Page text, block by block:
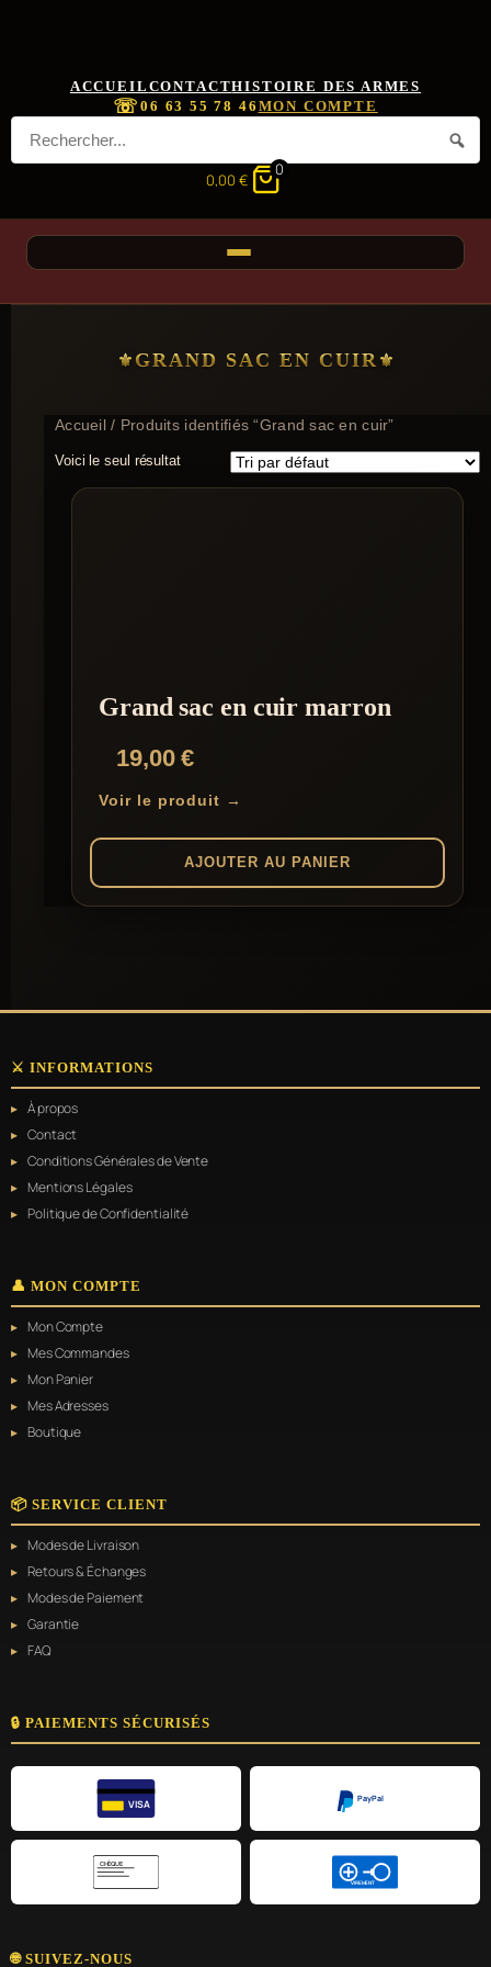
ACCUEIL CONTACTHISTOIRE DES ARMES
☏06 63 55 78 46 MON COMPTE
0,00 €
0
GRAND SAC EN CUIR
Accueil/ Produits identifiés “Grand sac en cuir”
Voici le seul résultat
Grand sac en cuir marron
19,00€
Voir le produit →
AJOUTER AU PANIER
⚔️ INFORMATIONS
À propos
Contact
Conditions Générales de Vente
Mentions Légales
Politique de Confidentialité
👤 MON COMPTE
Mon Compte
Mes Commandes
Mon Panier
Mes Adresses
Boutique
📦 SERVICE CLIENT
Modes de Livraison
Retours & Échanges
Modes de Paiement
Garantie
FAQ
🔒 PAIEMENTS SÉCURISÉS
VISA
PayPal
CHÈQUE
VIREMENT
🌐 SUIVEZ-NOUS